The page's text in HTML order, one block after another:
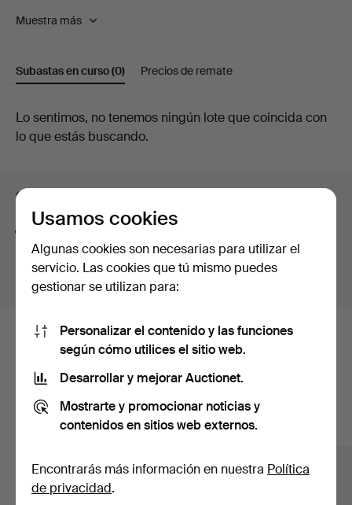
pieces by among others Georg Jensen and Wiwen
Among the many highlights of the auction is a ring in
18K gold, designed by Theresia Hvorslev and set with
mention is a brooch from the distinguished house of W.
A. Bolin in platinum, set with a cultured, beautifully
Sandin featuring a brilliant-cut diamond of no less than
3.62 ct.
Lilla smyckeskvalitén!
Muestra más
Subastas en curso(0) Precios de remate
Subastas
Lo sentimos, no tenemos ningún lote que coincida con
lo que estás buscando.
Consejos para mejorar la búsqueda
La función de búsqueda también admite partes de
palabras. Por ejemplo si buscas brazte aparecerán
resultados parabrazalete
Estos son los lotes existentes
nuestro archivo que coinciden con
tu búsqueda.
Mostrar todos los lotes
Usamos cookies
Algunas cookies son necesarias para utilizar el
servicio. Las cookies que tú mismo puedes
gestionar se utilizan para:
Personalizar el contenido y las funciones
según cómo utilices el sitio web.
Desarrollar y mejorar Auctionet.
Mostrarte y promocionar noticias y
contenidos en sitios web externos.
Encontrarás más información en nuestra Política
de privacidad.